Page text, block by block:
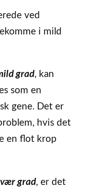
ved
i mild
grad, kan
som en
gene. Det er
hvis det
en flot krop
grad, er det